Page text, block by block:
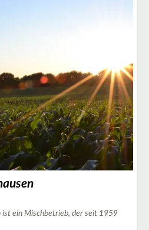
ist ein Mischbetrieb, der seit 1959